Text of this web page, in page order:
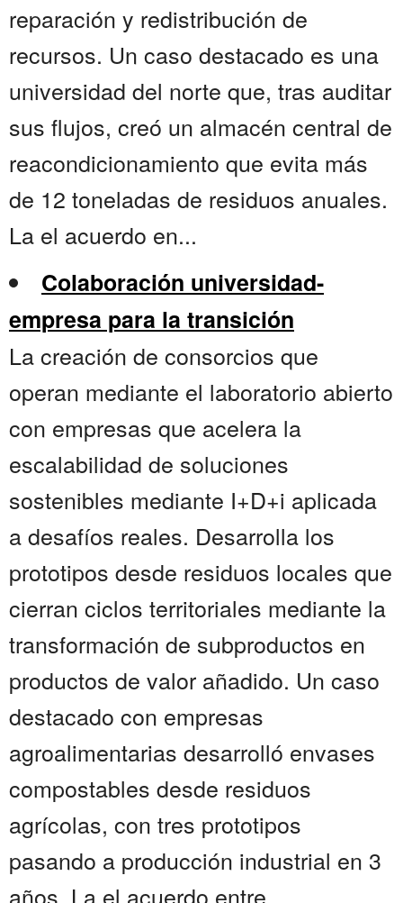
reparación y redistribución de
recursos. Un caso destacado es una
universidad del norte que, tras auditar
sus flujos, creó un almacén central de
reacondicionamiento que evita más
de 12 toneladas de residuos anuales.
La el acuerdo en...
Colaboración universidad-
empresa para la transición
La creación de consorcios que
operan mediante el laboratorio abierto
con empresas que acelera la
escalabilidad de soluciones
sostenibles mediante I+D+i aplicada
a desafíos reales. Desarrolla los
prototipos desde residuos locales que
cierran ciclos territoriales mediante la
transformación de subproductos en
productos de valor añadido. Un caso
destacado con empresas
agroalimentarias desarrolló envases
compostables desde residuos
agrícolas, con tres prototipos
pasando a producción industrial en 3
años. La el acuerdo entre